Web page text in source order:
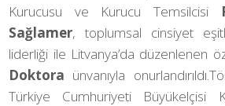
Kurucusu ve Kurucu Temsilcisi
Sağlamer, toplumsal cinsiyet
liderliği ile Litvanya’da düzenlenen
Doktora ünvanıyla
Türkiye Cumhuriyeti Büyükelçisi